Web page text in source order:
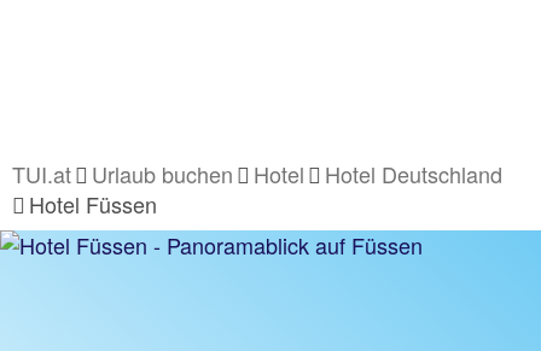
TUI.at Urlaub buchen Hotel
Hotel Deutschland
Hotel Füssen